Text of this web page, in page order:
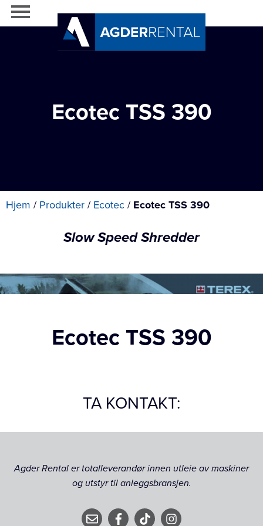
Ecotec TSS 390
Hjem / Produkter / Ecotec / Ecotec TSS 390
Slow Speed Shredder
Ecotec TSS 390
TA KONTAKT:
Agder Rental er totalleverandør innen utleie av maskiner
og utstyr til anleggsbransjen.